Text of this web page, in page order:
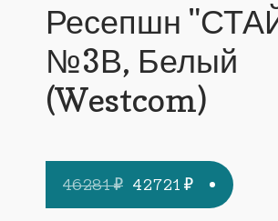
Ресепшн
№3В, Белый
(Westcom)
46281₽ Первоначальная
цена
42721 ₽Текущая
цена: